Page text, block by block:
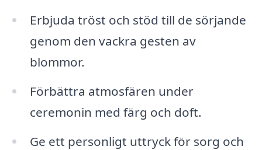
Erbjuda tröst och stöd till de sörjande
genom den vackra gesten av
blommor.
Förbättra atmosfären under
ceremonin med färg och doft.
Ge ett personligt uttryck för sorg och